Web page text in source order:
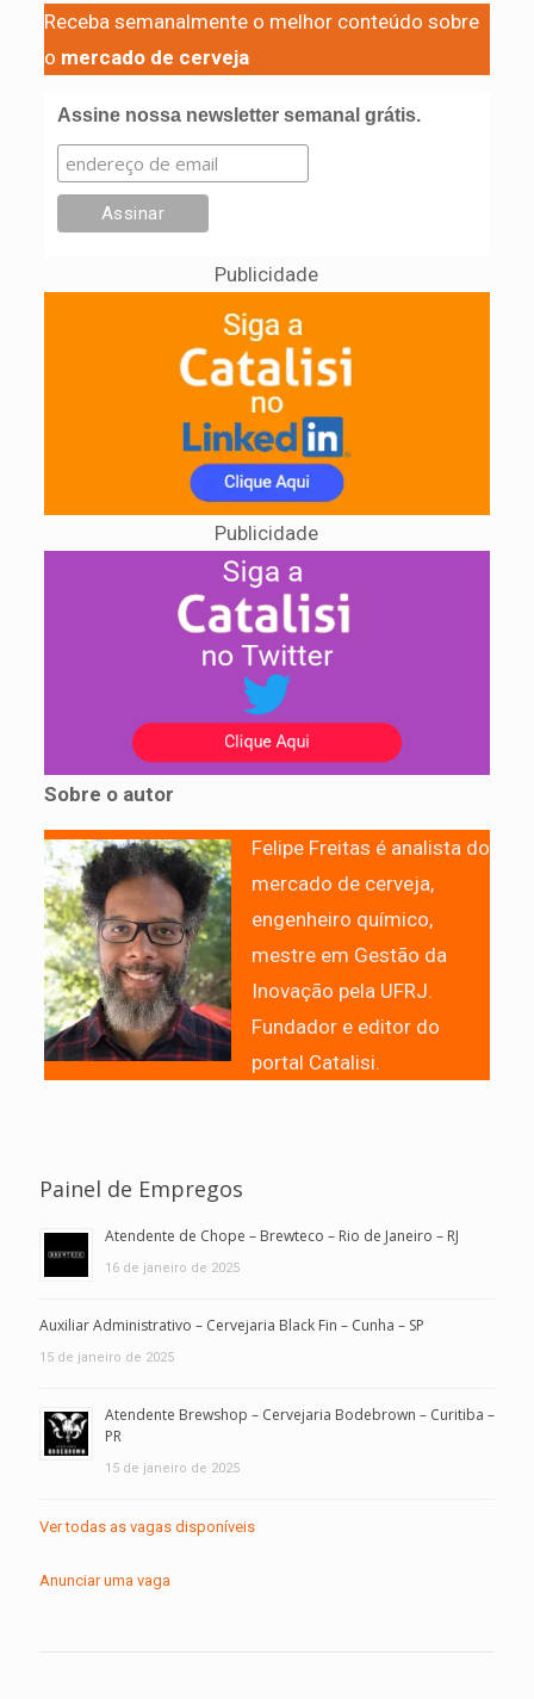
Receba semanalmente o melhor conteúdo sobre
o mercado de cerveja
Assine nossa newsletter semanal grátis.
Publicidade
Publicidade
Sobre o autor
Felipe Freitas é analista do
mercado de cerveja,
engenheiro químico,
mestre em Gestão da
Inovação pela UFRJ.
Fundador e editor do
portal Catalisi.
Painel de Empregos
Atendente de Chope – Brewteco – Rio de Janeiro – RJ
16 de janeiro de 2025
Auxiliar Administrativo – Cervejaria Black Fin – Cunha – SP
15 de janeiro de 2025
Atendente Brewshop – Cervejaria Bodebrown – Curitiba –
PR
15 de janeiro de 2025
Ver todas as vagas disponíveis
Anunciar uma vaga